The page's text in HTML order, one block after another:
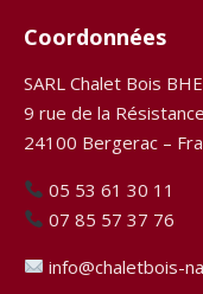
Coordonnées
SARL Chalet Bois BHE
9 rue de la Résistance
24100 Bergerac –
05 53 61 30 11
07 85 57 37 76
info@chaletbois-